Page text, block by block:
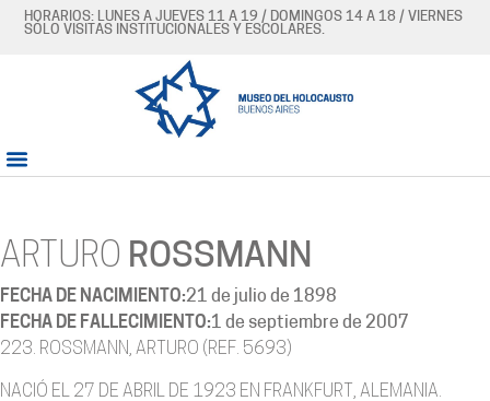
HORARIOS: LUNES A JUEVES 11 A 19 / DOMINGOS 14 A 18 / VIERNES
SÓLO VISITAS INSTITUCIONALES Y ESCOLARES.
ARTURO ROSSMANN
FECHA DE NACIMIENTO:21 de julio de 1898
FECHA DE FALLECIMIENTO:1 de septiembre de 2007
223. ROSSMANN, ARTURO (REF. 5693)
NACIÓ EL 27 DE ABRIL DE 1923 EN FRANKFURT, ALEMANIA.